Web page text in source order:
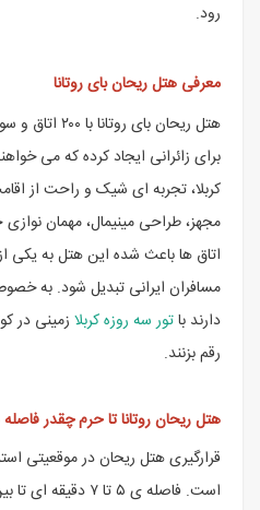
رود.
معرفی هتل ریحان بای روتانا
هتل ریحان
برای زائرانی ایجاد کرده که می
کربلا، تجربه ای شیک و راحت از
مجهز، طراحی مینیمال، مهمان
اتاق ها باعث شده این هتل به یکی
مسافران ایرانی تبدیل شود. به
دارند باتور سه روزه کربلا زمینی در
رقم بزنند.
هتل ریحان روتانا تا حرم چقدر فاصله
قرارگیری هتل ریحان در موقعیتی
است. فاصله ی ۵ تا ۷